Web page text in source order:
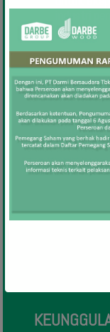
industri
•
Verifikasi